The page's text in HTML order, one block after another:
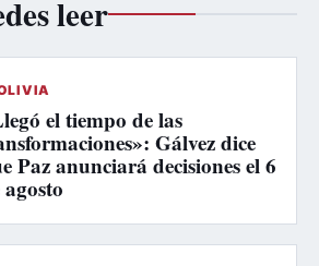
leer
el tiempo de las
Gálvez dice
Paz anunciará decisiones el 6
agosto